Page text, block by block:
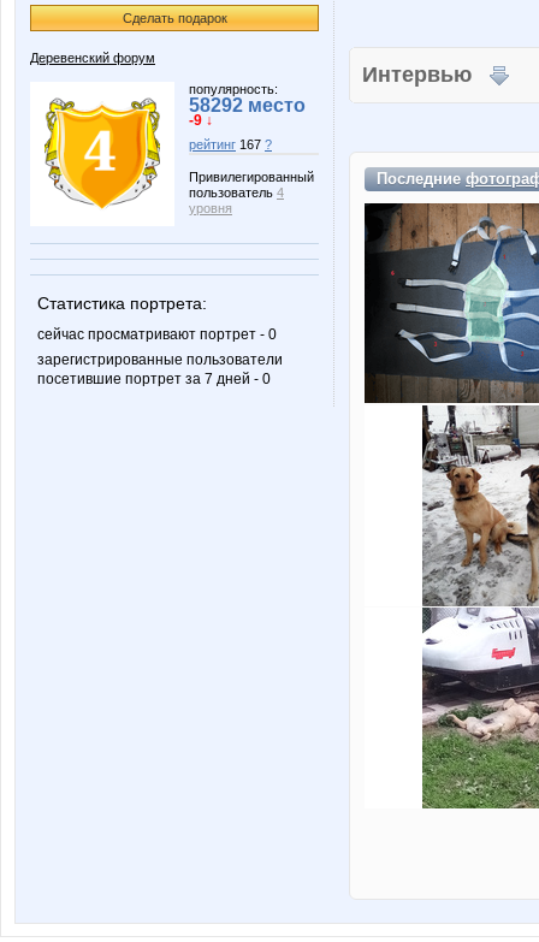
Сделать подарок
Деревенский форум
популярность:
58292 место
-9 ↓
рейтинг 167 ?
Привилегированный
пользователь 4
уровня
Статистика портрета:
сейчас просматривают портрет - 0
зарегистрированные пользователи
посетившие портрет за 7 дней - 0
Интервью
Последние